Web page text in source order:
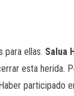
para ellas. Salua
esta herida.
participado